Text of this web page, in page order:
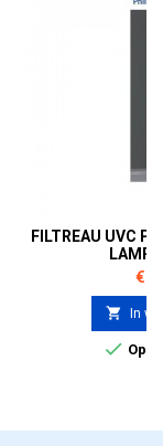
FILTREAU UVC
LAMP
€
 In
 Op